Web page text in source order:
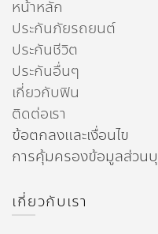
หน้าหลัก
ประกันภัยรถยนต์
ประกันชีวิต
ประกันอื่นๆ
เกี่ยวกับฟิน
ติดต่อเรา
ข้อตกลงและเงื่อนไข
การคุ้มครองข้อมูลส่วน
เกี่ยวกับเรา